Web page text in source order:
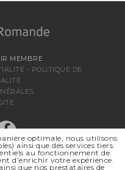
MEMBRE
- POLITIQUE DE
optimale, nous utilisons
ainsi que des services tiers.
au fonctionnement de
d’enrichir votre expérience.
que nos prestataires de